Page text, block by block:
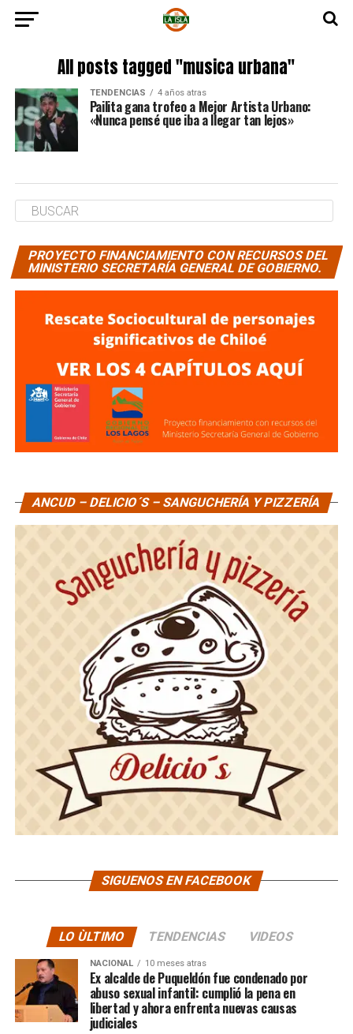
All posts tagged "musica urbana"
TENDENCIAS 4 años atras
Pailita gana trofeo a Mejor Artista Urbano:
«Nunca pensé que iba a llegar tan lejos»
PROYECTO FINANCIAMIENTO CON RECURSOS DEL
MINISTERIO SECRETARÍA GENERAL DE GOBIERNO.
ANCUD – DELICIO´S – SANGUCHERÍA Y PIZZERÍA
SIGUENOS EN FACEBOOK
LO ÙLTIMO TENDENCIAS VIDEOS
NACIONAL 10 meses atras
Ex alcalde de Puqueldón fue condenado por
abuso sexual infantil: cumplió la pena en
libertad y ahora enfrenta nuevas causas
judiciales